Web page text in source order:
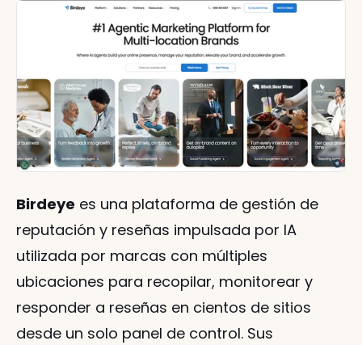
Birdeye es una plataforma de gestión de
reputación y reseñas impulsada por IA
utilizada por marcas con múltiples
ubicaciones para recopilar, monitorear y
responder a reseñas en cientos de sitios
desde un solo panel de control. Sus